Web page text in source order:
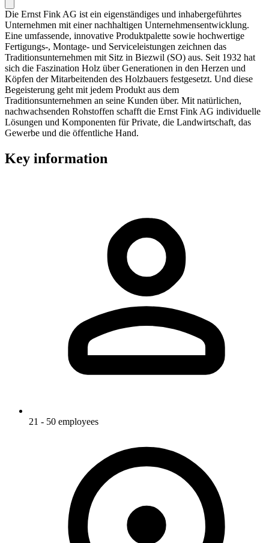
Die Ernst Fink AG ist ein eigenständiges und inhabergeführtes
Unternehmen mit einer nachhaltigen Unternehmensentwicklung.
Eine umfassende, innovative Produktpalette sowie hochwertige
Fertigungs-, Montage- und Serviceleistungen zeichnen das
Traditionsunternehmen mit Sitz in Biezwil (SO) aus. Seit 1932 hat
sich die Faszination Holz über Generationen in den Herzen und
Köpfen der Mitarbeitenden des Holzbauers festgesetzt. Und diese
Begeisterung geht mit jedem Produkt aus dem
Traditionsunternehmen an seine Kunden über. Mit natürlichen,
nachwachsenden Rohstoffen schafft die Ernst Fink AG individuelle
Lösungen und Komponenten für Private, die Landwirtschaft, das
Gewerbe und die öffentliche Hand.
Key information
21 - 50 employees